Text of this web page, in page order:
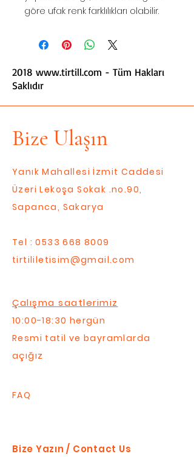
göre ufak renk farklılıkları olabilir.
2018 www.tirtill.com - Tüm Hakları
Saklıdır
Bize Ulaşın
Yanık Mahallesi İzmit Caddesi
Üzeri Lekoşa Sokak .no.90,
Sapanca, Sakarya
Tel :0533 668 8009
tirtililetisim@gmail.com
Çalışma saatlerimiz
10:00-18:30 hergün
Resmi tatil ve bayramlarda
açığız
FAQ
Bize Yazın / Contact Us